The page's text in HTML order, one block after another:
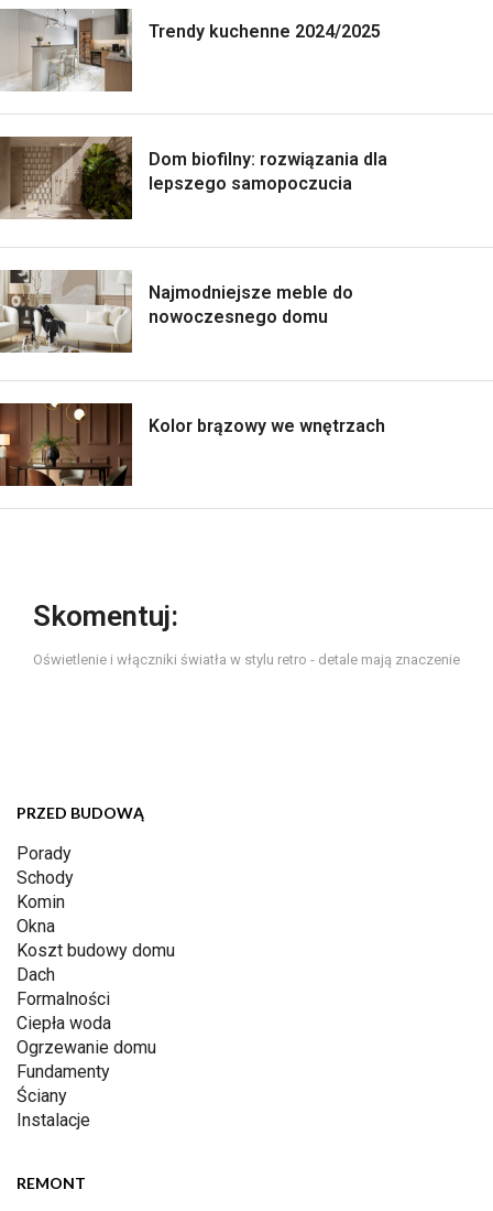
Trendy kuchenne 2024/2025
Dom biofilny: rozwiązania dla
lepszego samopoczucia
Najmodniejsze meble do
nowoczesnego domu
Kolor brązowy we wnętrzach
Skomentuj:
Oświetlenie i włączniki światła w stylu retro - detale mają znaczenie
PRZED BUDOWĄ
Porady
Schody
Komin
Okna
Koszt budowy domu
Dach
Formalności
Ciepła woda
Ogrzewanie domu
Fundamenty
Ściany
Instalacje
REMONT